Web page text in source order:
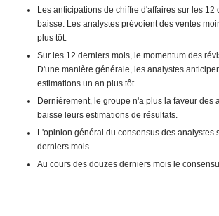
Les anticipations de chiffre d'affaires sur les
baisse. Les analystes prévoient des ventes
plus tôt.
Sur les 12 derniers mois, le momentum des
D'une manière générale, les analystes
estimations un an plus tôt.
Dernièrement, le groupe n'a plus la faveur
baisse leurs estimations de résultats.
L'opinion général du consensus des analystes
derniers mois.
Au cours des douzes derniers mois le